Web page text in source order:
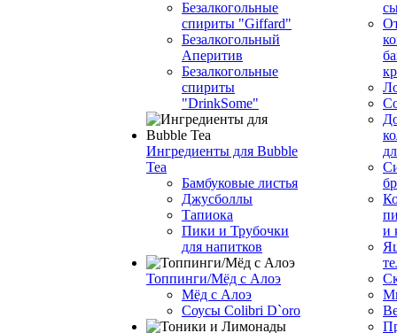
Безалкогольные
спириты "Giffard"
Безалкогольный
Аперитив
Безалкогольные
спириты
"DrinkSome"
Ингредиенты для Bubble
Tea
Бамбуковые листья
Джусболлы
Тапиока
Пики и Трубочки
для напитков
Топпинги/Мёд с Алоэ
Мёд с Алоэ
Соусы Colibri D`oro
и